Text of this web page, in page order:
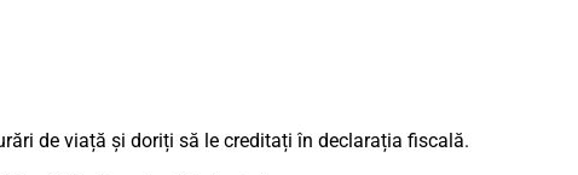
de viață și doriți să le creditați în declarația fiscală.